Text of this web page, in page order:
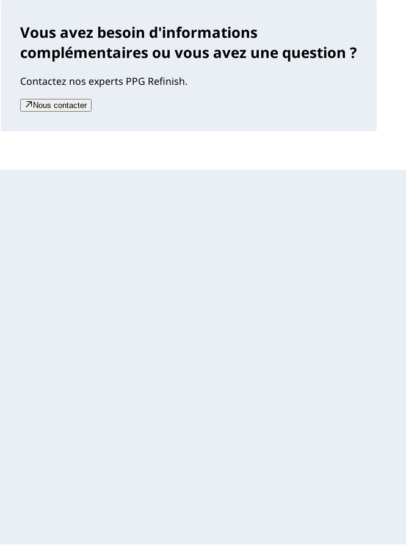
Vous avez besoin d'informations
complémentaires ou vous avez une question ?
Contactez nos experts PPG Refinish.
Nous contacter